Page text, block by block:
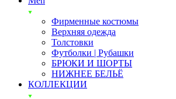
Фирменные костюмы
Верхняя одежда
Толстовки
Футболки | Рубашки
БРЮКИ И ШОРТЫ
НИЖНЕЕ БЕЛЬЁ
КОЛЛЕКЦИИ